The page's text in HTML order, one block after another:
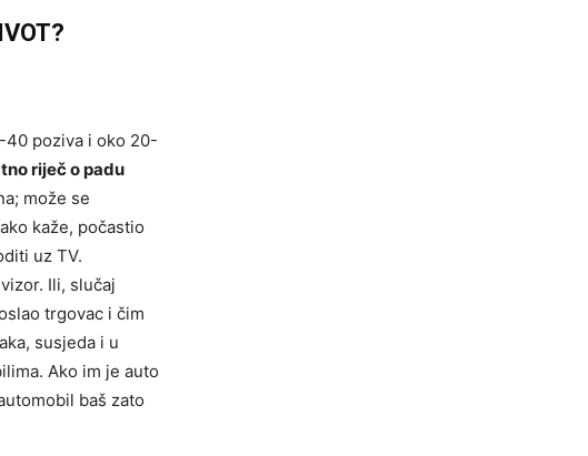
40 poziva i oko 20-
riječ o padu
može se
kaže, počastio
uz TV.
Ili, slučaj
trgovac i čim
susjeda i u
Ako im je auto
baš zato